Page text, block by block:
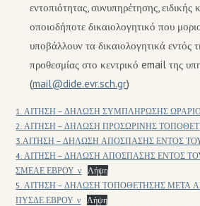
εντοπιότητας, συνυπηρέτησης, ειδικής
οποιοδήποτε δικαιολογητικό που
υποβάλλουν τα δικαιολογητικά εντός
προθεσμίας στο κεντρικό email της
(mail@dide.evr.sch.gr)
1. ΑΙΤΗΣΗ – ΔΗΛΩΣΗ ΣΥΜΠΛΗΡΩΣΗΣ
2. ΑΙΤΗΣΗ – ΔΗΛΩΣΗ ΠΡΟΣΩΡΙΝΗΣ
3.ΑΙΤΗΣΗ – ΔΗΛΩΣΗ ΑΠΟΣΠΑΣΗΣ ΕΝΤΟΣ
4. ΑΙΤΗΣΗ – ΔΗΛΩΣΗ ΑΠΟΣΠΑΣΗΣ ΕΝΤΟΣ
ΣΜΕΑΕ ΕΒΡΟΥ_ν
Λήψη
5. ΑΙΤΗΣΗ – ΔΗΛΩΣΗ ΤΟΠΟΘΕΤΗΣΗΣ ΜΕΤΑ
ΠΥΣΔΕ ΕΒΡΟΥ_ν
Λήψη